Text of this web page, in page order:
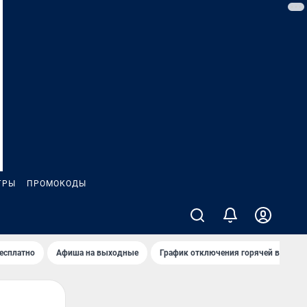
ПРОМОКОДЫ
Афиша на выходные График отключения горячей воды в